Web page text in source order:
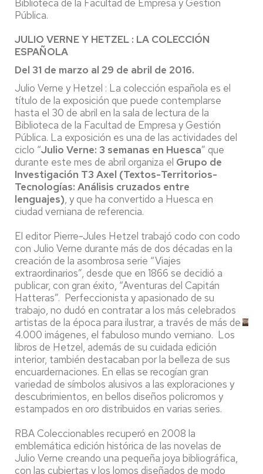
Biblioteca de la Facultad de Empresa y Gestión
Pública.
JULIO VERNE Y HETZEL : LA COLECCIÓN
ESPAÑOLA
Del 31 de marzo al 29 de abril de 2016.
Julio Verne y Hetzel : La colección española es el
título de la exposición que puede contemplarse
hasta el 30 de abril en la sala de lectura de la
Biblioteca de la Facultad de Empresa y Gestión
Pública. La exposición es una de las actividades del
ciclo “Julio Verne: 3 semanas en Huesca” que
durante este mes de abril organiza el Grupo de
Investigación T3 Axel (Textos-Territorios-
Tecnologías: Análisis cruzados entre
lenguajes), y que ha convertido a Huesca en
ciudad verniana de referencia.
El editor Pierre-Jules Hetzel trabajó codo con codo
con Julio Verne durante más de dos décadas en la
creación de la asombrosa serie “Viajes
extraordinarios”, desde que en 1866 se decidió a
publicar, con gran éxito, “Aventuras del Capitán
Hatteras”. Perfeccionista y apasionado de su
trabajo, no dudó en contratar a los más celebrados
artistas de la época para ilustrar, a través de más de
4.000 imágenes, el fabuloso mundo verniano. Los
libros de Hetzel, además de su cuidada edición
interior, también destacaban por la belleza de sus
encuardernaciones. En ellas se recogían gran
variedad de símbolos alusivos a las exploraciones y
descubrimientos, en bellos diseños policromos y
estampados en oro distribuidos en varias series.
RBA Coleccionables recuperó en 2008 la
emblemática edición histórica de las novelas de
Julio Verne creando una pequeña joya bibliográfica,
con las cubiertas y los lomos diseñados de modo